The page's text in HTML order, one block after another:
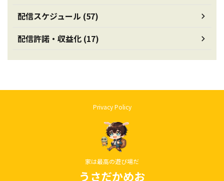
配信スケジュール (57)
配信許諾・収益化 (17)
Privacy Policy
家は最高の遊び場だ
うさだかめお